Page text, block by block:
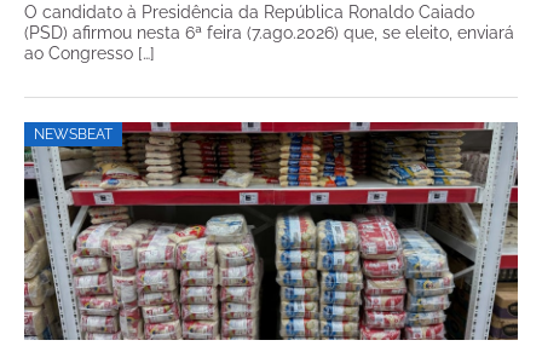
O candidato à Presidência da República Ronaldo Caiado
(PSD) afirmou nesta 6ª feira (7.ago.2026) que, se eleito, enviará
ao Congresso […]
NEWSBEAT